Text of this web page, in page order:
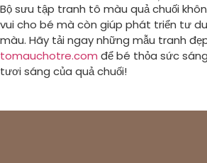
Bộ sưu tập tranh tô màu quả chuối
vui cho bé mà còn giúp phát triển tư
màu. Hãy tải ngay những mẫu tranh
tomauchotre.com để bé thỏa sức
tươi sáng của quả chuối!